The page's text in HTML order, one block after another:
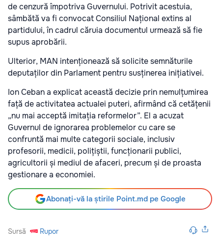
de cenzură împotriva Guvernului. Potrivit acestuia,
sâmbătă va fi convocat Consiliul Național extins al
partidului, în cadrul căruia documentul urmează să fie
supus aprobării.
Ulterior, MAN intenționează să solicite semnăturile
deputaților din Parlament pentru susținerea inițiativei.
Ion Ceban a explicat această decizie prin nemulțumirea
față de activitatea actualei puteri, afirmând că cetățenii
„nu mai acceptă imitația reformelor”. El a acuzat
Guvernul de ignorarea problemelor cu care se
confruntă mai multe categorii sociale, inclusiv
profesorii, medicii, polițiștii, funcționarii publici,
agricultorii și mediul de afaceri, precum și de proasta
gestionare a economiei.
Abonați-vă la știrile Point.md pe Google
Sursă Rupor